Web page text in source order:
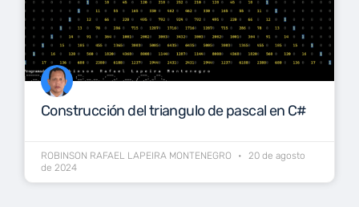
Construcción del triangulo de pascal en C#
ROBINSON RAFAEL LAPEIRA MONTENEGRO
20 de agosto
de 2024